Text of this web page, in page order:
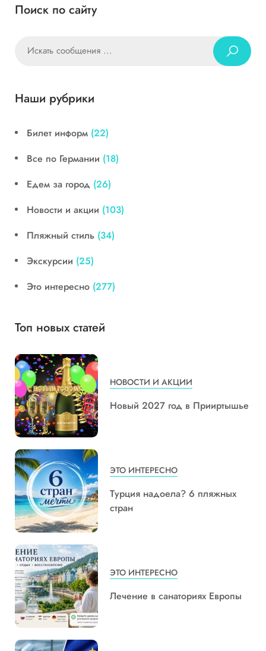
Поиск по сайту
Наши рубрики
Билет информ (22)
Все по Германии (18)
Едем за город (26)
Новости и акции (103)
Пляжный стиль (34)
Экскурсии (25)
Это интересно (277)
Топ новых статей
НОВОСТИ И АКЦИИ
Новый 2027 год в Прииртышье
ЭТО ИНТЕРЕСНО
Турция надоела? 6 пляжных
стран
ЭТО ИНТЕРЕСНО
Лечение в санаториях Европы